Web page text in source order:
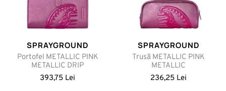
SPRAYGROUND
Portofel METALLIC PINK
METALLIC DRIP
393,75 Lei
SPRAYGROUND
Trusă METALLIC PINK
METALLIC
236,25 Lei